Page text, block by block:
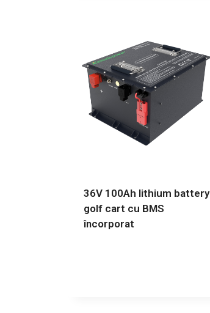
36V 100Ah lithium battery
golf cart cu BMS
încorporat